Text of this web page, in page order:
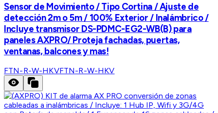
Sensor de Movimiento / Tipo Cortina / Ajuste de
detección 2m o 5m / 100% Exterior / Inalámbrico /
Incluye transmisor DS-PDMC-EG2-WB(B) para
paneles AXPRO/ Proteja fachadas, puertas,
ventanas, balcones y mas!
FTN-R-W-HKVFTN-R-W-HKV